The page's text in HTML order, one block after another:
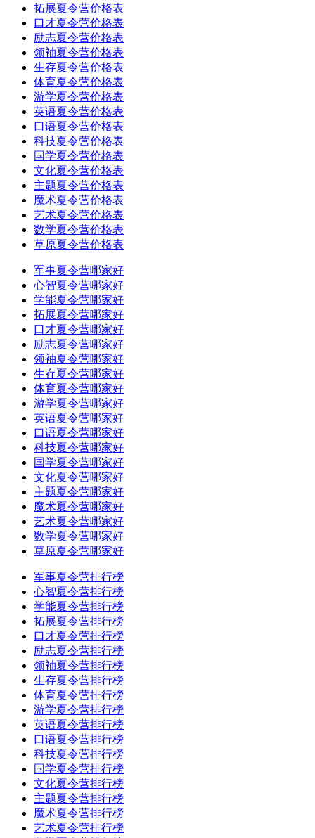
拓展夏令营价格表
口才夏令营价格表
励志夏令营价格表
领袖夏令营价格表
生存夏令营价格表
体育夏令营价格表
游学夏令营价格表
英语夏令营价格表
口语夏令营价格表
科技夏令营价格表
国学夏令营价格表
文化夏令营价格表
主题夏令营价格表
魔术夏令营价格表
艺术夏令营价格表
数学夏令营价格表
草原夏令营价格表
军事夏令营哪家好
心智夏令营哪家好
学能夏令营哪家好
拓展夏令营哪家好
口才夏令营哪家好
励志夏令营哪家好
领袖夏令营哪家好
生存夏令营哪家好
体育夏令营哪家好
游学夏令营哪家好
英语夏令营哪家好
口语夏令营哪家好
科技夏令营哪家好
国学夏令营哪家好
文化夏令营哪家好
主题夏令营哪家好
魔术夏令营哪家好
艺术夏令营哪家好
数学夏令营哪家好
草原夏令营哪家好
军事夏令营排行榜
心智夏令营排行榜
学能夏令营排行榜
拓展夏令营排行榜
口才夏令营排行榜
励志夏令营排行榜
领袖夏令营排行榜
生存夏令营排行榜
体育夏令营排行榜
游学夏令营排行榜
英语夏令营排行榜
口语夏令营排行榜
科技夏令营排行榜
国学夏令营排行榜
文化夏令营排行榜
主题夏令营排行榜
魔术夏令营排行榜
艺术夏令营排行榜